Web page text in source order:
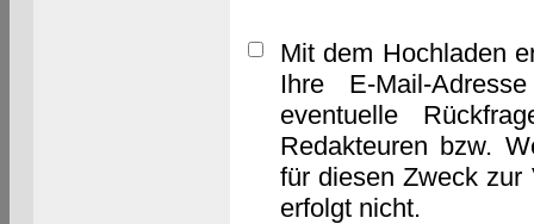
Mit dem Hochladen
Ihre E-Mail-
eventuelle
Redakteuren bzw.
für diesen Zweck zur
erfolgt nicht.